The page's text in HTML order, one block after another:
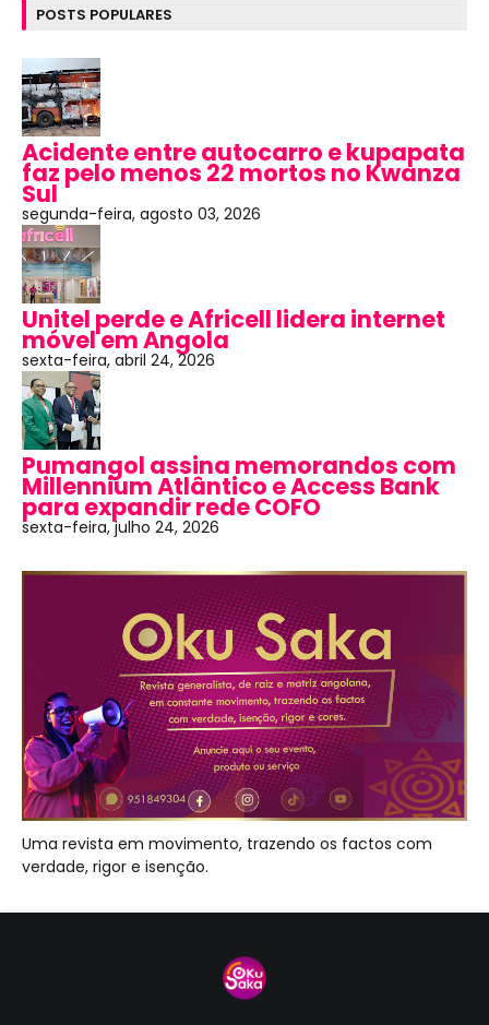
POSTS POPULARES
Acidente entre autocarro e kupapata
faz pelo menos 22 mortos no Kwanza
Sul
segunda-feira, agosto 03, 2026
Unitel perde e Africell lidera internet
móvel em Angola
sexta-feira, abril 24, 2026
Pumangol assina memorandos com
Millennium Atlântico e Access Bank
para expandir rede COFO
sexta-feira, julho 24, 2026
Uma revista em movimento, trazendo os factos com
verdade, rigor e isenção.